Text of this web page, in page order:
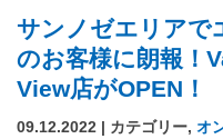
サンノゼエリアで
のお客様に朗報！
View店がOPEN！
09.12.2022 | カテゴリー, オ